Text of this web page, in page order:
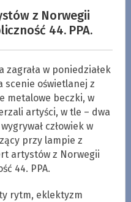
z Norwegii
44. PPA.
w poniedziałek
scenie oświetlanej z
metalowe beczki, w
artyści, w tle – dwa
człowiek w
przy lampie z
artystów z Norwegii
44. PPA.
rytm, eklektyzm